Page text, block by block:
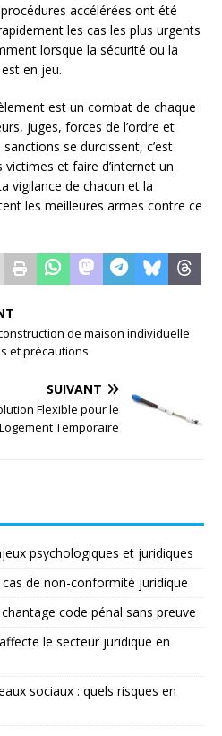
accélérées ont été
les cas les plus urgents
lorsque la sécurité ou la
en jeu.
est un combat de chaque
juges, forces de l’ordre et
se durcissent, c’est
et faire d’internet un
vigilance de chacun et la
les meilleures armes contre ce
de maison individuelle
et précautions
SUIVANT
Flexible pour le
Logement Temporaire
psychologiques et juridiques
de non-conformité juridique
code pénal sans preuve
le secteur juridique en
sociaux : quels risques en